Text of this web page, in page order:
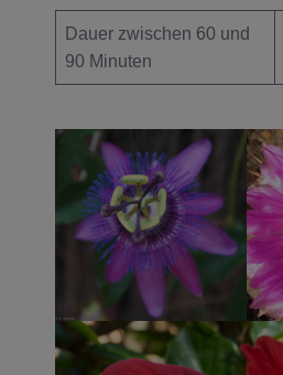
Dauer zwischen 60 und
90 Minuten